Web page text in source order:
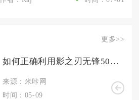
更多>>
如何正确利用影之刃无锋50级技能链的控制技能
来源：米咔网
时间：05-09